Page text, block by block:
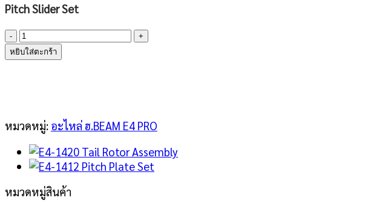
Pitch Slider Set
จำนวน
E4-
1416
ชิ้น
หยิบใส่ตะกร้า
หมวดหมู่: อะไหล่ ฮ.BEAM E4 PRO
หมวดหมู่สินค้า